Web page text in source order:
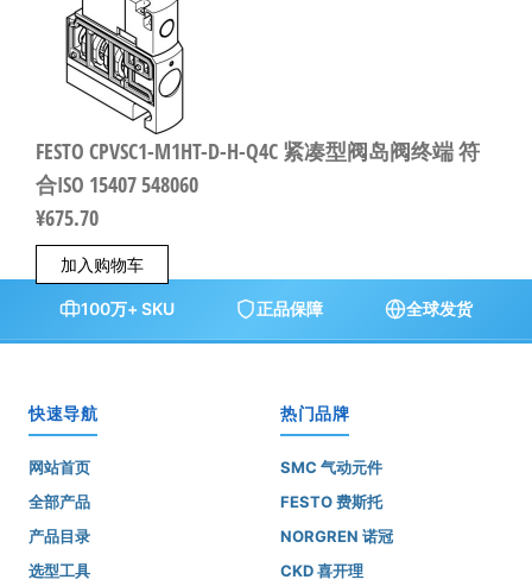
FESTO CPVSC1-M1HT-D-H-Q4C 紧凑型阀岛阀终端 符
合ISO 15407 548060
¥675.70
加入购物车
100万+ SKU 正品保障 全球发货
快速导航
网站首页
全部产品
产品目录
选型工具
热门品牌
SMC 气动元件
FESTO 费斯托
NORGREN 诺冠
CKD 喜开理